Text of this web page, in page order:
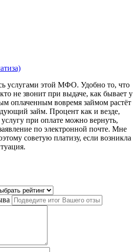
услугами этой МФО. Удобно то, что
не звонит при выдаче, как бывает у
вовремя займом растёт
займ. Процент как и везде,
при оплате можно вернуть,
по электронной почте. Мне
советую платизу, если возникла